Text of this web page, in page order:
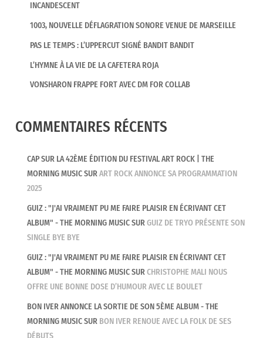
INCANDESCENT
1003, NOUVELLE DÉFLAGRATION SONORE VENUE DE MARSEILLE
PAS LE TEMPS : L’UPPERCUT SIGNÉ BANDIT BANDIT
L’HYMNE À LA VIE DE LA CAFETERA ROJA
VONSHARON FRAPPE FORT AVEC DM FOR COLLAB
COMMENTAIRES RÉCENTS
CAP SUR LA 42ÈME ÉDITION DU FESTIVAL ART ROCK | THE
MORNING MUSICSURART ROCK ANNONCE SA PROGRAMMATION
2025
GUIZ : "J'AI VRAIMENT PU ME FAIRE PLAISIR EN ÉCRIVANT CET
ALBUM" - THE MORNING MUSICSURGUIZ DE TRYO PRÉSENTE SON
SINGLE BYE BYE
GUIZ : "J'AI VRAIMENT PU ME FAIRE PLAISIR EN ÉCRIVANT CET
ALBUM" - THE MORNING MUSICSURCHRISTOPHE MALI NOUS
OFFRE UNE BONNE DOSE D’HUMOUR AVEC LE BOULET
BON IVER ANNONCE LA SORTIE DE SON 5ÈME ALBUM - THE
MORNING MUSICSUR BON IVER RENOUE AVEC LA FOLK DE SES
DÉBUTS